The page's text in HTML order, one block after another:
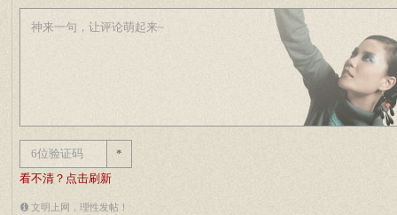
*
看不清？点击刷新
文明上网，理性发帖！